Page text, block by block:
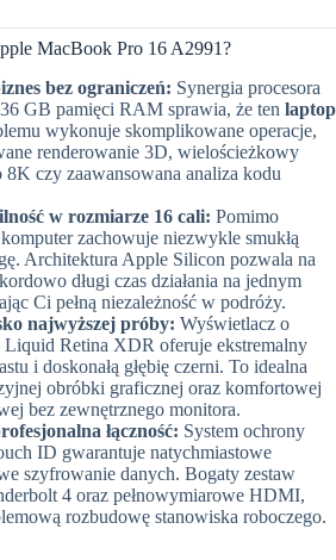
MacBook Pro 16 A2991?
bez ograniczeń: Synergia procesora
GB pamięci RAM sprawia, że ten laptop
wykonuje skomplikowane operacje,
renderowanie 3D, wielościeżkowy
czy zaawansowana analiza kodu
w rozmiarze 16 cali: Pomimo
zachowuje niezwykle smukłą
Architektura Apple Silicon pozwala na
długi czas działania na jednym
Ci pełną niezależność w podróży.
najwyższej próby: Wyświetlacz o
Liquid Retina XDR oferuje ekstremalny
i doskonałą głębię czerni. To idealna
obróbki graficznej oraz komfortowej
bez zewnętrznego monitora.
łączność: System ochrony
ID gwarantuje natychmiastowe
szyfrowanie danych. Bogaty zestaw
4 oraz pełnowymiarowe HDMI,
rozbudowę stanowiska roboczego.